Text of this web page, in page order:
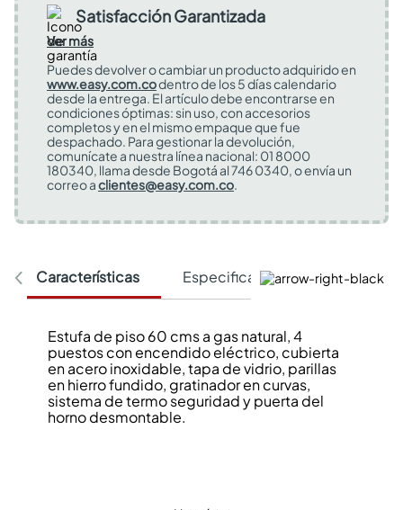
Satisfacción Garantizada
Ver más
Puedes devolver o cambiar un producto adquirido en
www.easy.com.codentro de los 5 días calendario
desde la entrega. El artículo debe encontrarse en
condiciones óptimas: sin uso, con accesorios
completos y en el mismo empaque que fue
despachado. Para gestionar la devolución,
comunícate a nuestra línea nacional: 01 8000
180340, llama desde Bogotá al 746 0340, o envía un
correo aclientes@easy.com.co.
Características Especificaciones Técnicas
Estufa de piso 60 cms a gas natural, 4
puestos con encendido eléctrico, cubierta
en acero inoxidable, tapa de vidrio, parillas
en hierro fundido, gratinador en curvas,
sistema de termo seguridad y puerta del
horno desmontable.